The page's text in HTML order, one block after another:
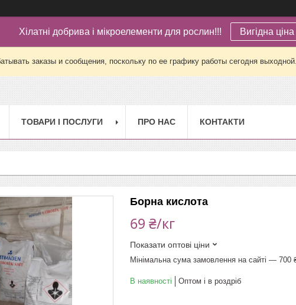
Хілатні добрива і мікроелементи для рослин!!! Вигідна ціна
заказы и сообщения, поскольку по ее графику работы сегодня
ТОВАРИ І ПОСЛУГИ ПРО НАС КОНТАКТИ
Борна кислота
69 ₴/кг
Показати оптові ціни
Мінімальна сума замовлення на сайті — 700
В наявності Оптом і в роздріб